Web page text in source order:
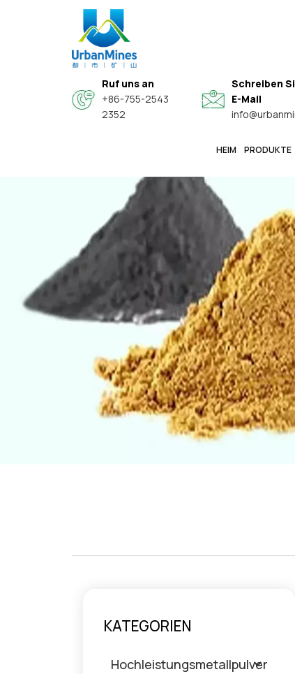
Ruf uns an
+86-755-2543
2352
Schreiben
E-Mail
HEIM PRODUKTE
KATEGORIEN
Hochleistungsmetallpulver